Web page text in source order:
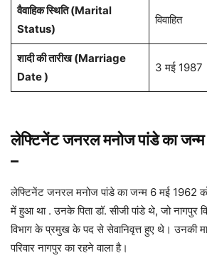
वैवाहिक स्थिति (Marital
Status)
विवाहित
शादी की तारीख (Marriage
Date )
3 मई 1987
लेफ्टिनेंट जनरल मनोज पांडे का
–
लेफ्टिनेंट जनरल मनोज पांडे का जन्म 6 मई 1962 को
में हुआ था . उनके पिता डॉ. सीजी पांडे थे, जो नागपुर
विभाग के प्रमुख के पद से सेवानिवृत्त हुए थे। उनकी
परिवार नागपुर का रहने वाला है।